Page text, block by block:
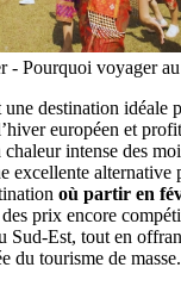
- Pourquoi voyager
une destination idéale
européen et
intense des
excellente alternative
où partir en
des prix encore
Sud-Est, tout en
du tourisme de masse.